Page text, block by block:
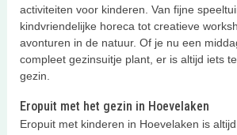
activiteiten voor kinderen. Van fijne
kindvriendelijke horeca tot creatieve
avonturen in de natuur. Of je nu een
compleet gezinsuitje plant, er is altijd iets
gezin.
Eropuit met het gezin in Hoevelaken
Eropuit met kinderen in Hoevelaken is